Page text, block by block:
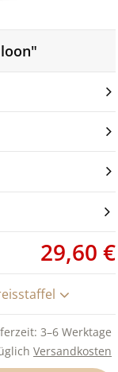
29,60 €
3–6 Werktage
Versandkosten